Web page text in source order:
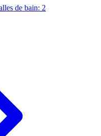
de bain: 2